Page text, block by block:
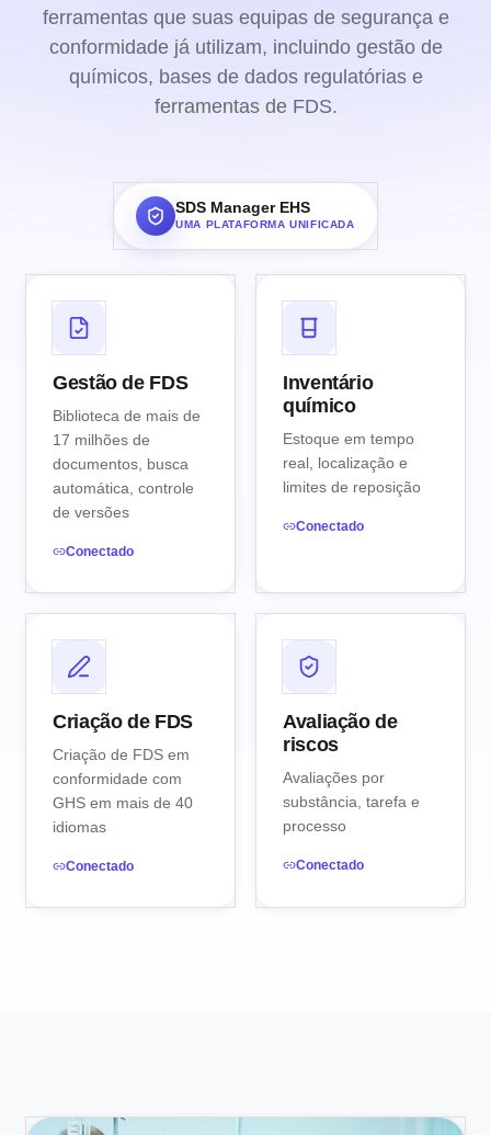
ferramentas que suas equipas de segurança e
conformidade já utilizam, incluindo gestão de
químicos, bases de dados regulatórias e
ferramentas de FDS.
SDS Manager EHS
UMA PLATAFORMA UNIFICADA
Gestão de FDS
Biblioteca de mais de
17 milhões de
documentos, busca
automática, controle
de versões
Conectado
Inventário
químico
Estoque em tempo
real, localização e
limites de reposição
Conectado
Criação de FDS
Criação de FDS em
conformidade com
GHS em mais de 40
idiomas
Conectado
Avaliação de
riscos
Avaliações por
substância, tarefa e
processo
Conectado